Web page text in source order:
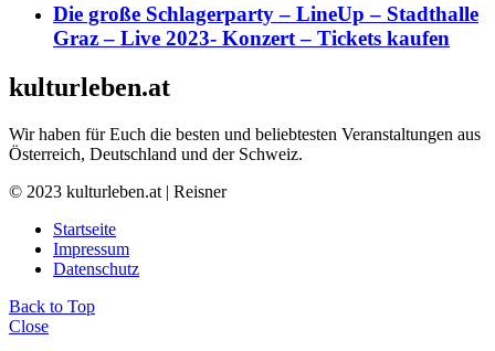
Die große Schlagerparty – LineUp – Stadthalle
Graz – Live 2023- Konzert – Tickets kaufen
kulturleben.at
Wir haben für Euch die besten und beliebtesten Veranstaltungen aus
Österreich, Deutschland und der Schweiz.
© 2023 kulturleben.at | Reisner
Startseite
Impressum
Datenschutz
Back to Top
Close